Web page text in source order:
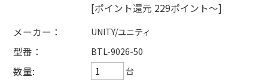
[ポイント還元 229ポイント～]
メーカー：
UNITY/ユニティ
型番： BTL-9026-50
数量: 台